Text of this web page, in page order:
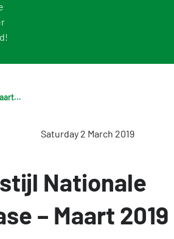
Nieuwe huisstijl Nationale Milieudatabase – Maart 2019
Saturday 2 March 2019
Nationale
– Maart 2019